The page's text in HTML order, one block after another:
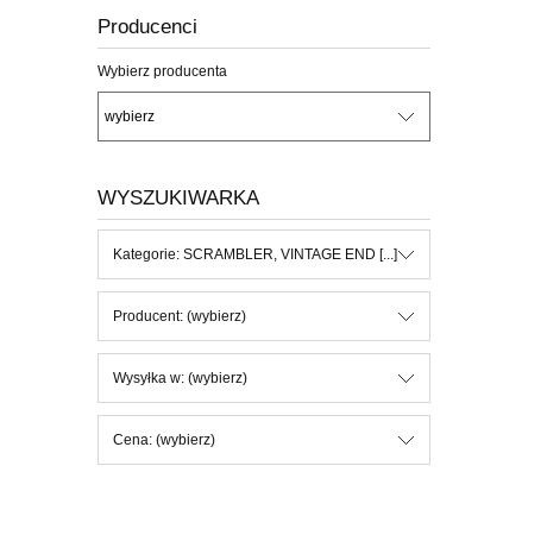
Producenci
Wybierz producenta
WYSZUKIWARKA
Kategorie: SCRAMBLER, VINTAGE END [...]
Producent: (wybierz)
Wysyłka w: (wybierz)
Cena: (wybierz)